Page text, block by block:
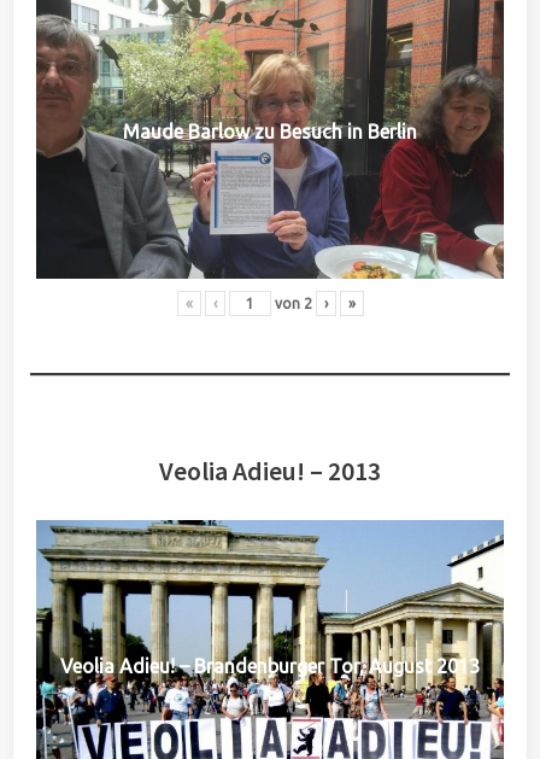
Maude Barlow zu Besuch in Berlin
« ‹ von 2 › »
Veolia Adieu! – 2013
Veolia Adieu! – Brandenburger Tor, August 2013